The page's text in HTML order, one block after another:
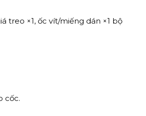
treo ×1, ốc vít/miếng dán ×1 bộ
cốc.